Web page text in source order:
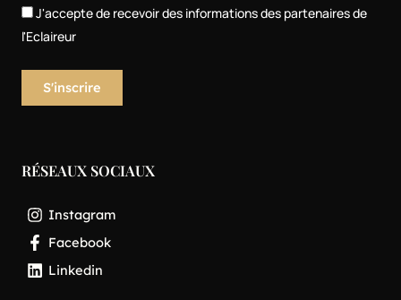
J'accepte de recevoir des informations des partenaires de
l'Eclaireur
RÉSEAUX SOCIAUX
Instagram
Facebook
Linkedin